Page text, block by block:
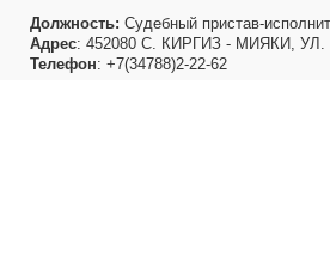
Должность: Судебный пристав-
Адрес: 452080 С. КИРГИЗ - МИЯКИ,
Телефон: +7(34788)2-22-62